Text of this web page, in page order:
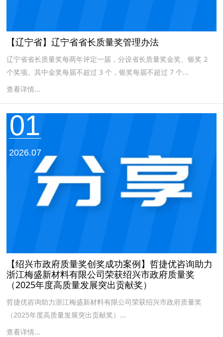
【辽宁省】辽宁省省长质量奖管理办法
辽宁省省长质量奖每两年评定一届，分设省长质量奖金奖、银奖 2
个奖项。其中金奖每届不超过 3 个，银奖每届不超过 7 个...
查看详情...
【绍兴市政府质量奖创奖成功案例】哲捷优咨询助力
浙江梅盛新材料有限公司荣获绍兴市政府质量奖
（2025年度高质量发展突出贡献奖）
哲捷优咨询助力浙江梅盛新材料有限公司荣获绍兴市政府质量奖
（2025年度高质量发展突出贡献奖）...
查看详情...
01
2026.07